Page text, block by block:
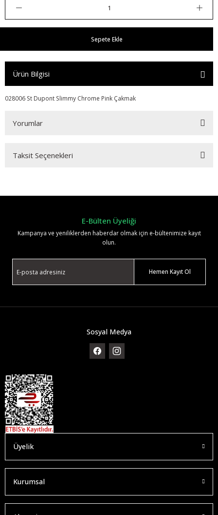
Sepete Ekle
Ürün Bilgisi
028006 St Dupont Slimmy Chrome Pink Çakmak
Yorumlar
Taksit Seçenekleri
E-Bülten Üyeliği
Kampanya ve yeniliklerden haberdar olmak için e-bültenimize kayıt
olun.
Hemen Kayıt Ol
Sosyal Medya
Üyelik
Kurumsal